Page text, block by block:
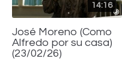
14:16
José Moreno (Como
Alfredo por su casa)
(23/02/26)